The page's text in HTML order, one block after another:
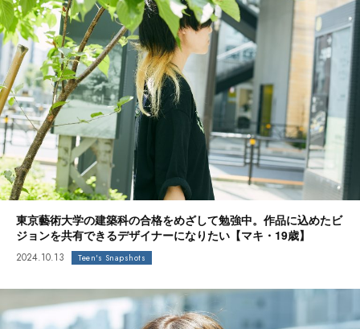
東京藝術大学の建築科の合格をめざして勉強中。作品に込めたビ
ジョンを共有できるデザイナーになりたい【マキ・19歳】
2024.10.13 Teen's Snapshots